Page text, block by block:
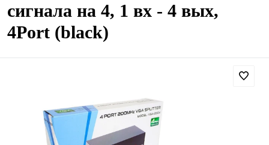
сигнала на 4, 1 вх - 4 вых,
4Port (black)